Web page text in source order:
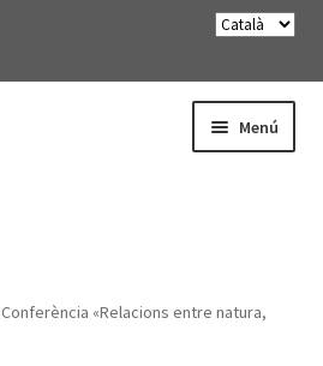
Menú
menú
Conferència «Relacions entre natura,